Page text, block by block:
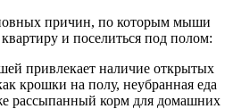
причин, по которым мыши
и поселиться под полом:
привлекает наличие открытых
крошки на полу, неубранная еда
рассыпанный корм для домашних